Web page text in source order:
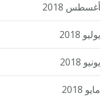
أغسطس 2018
يوليو 2018
يونيو 2018
مايو 2018